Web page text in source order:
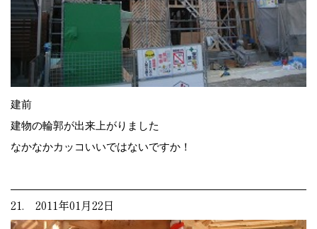
建前
建物の輪郭が出来上がりました
なかなかカッコいいではないですか！
21. 2011年01月22日